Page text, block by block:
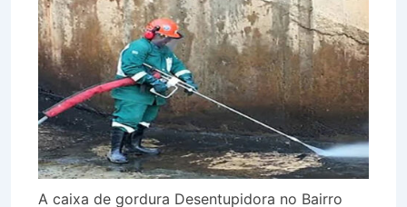
A caixa de gordura Desentupidora no Bairro